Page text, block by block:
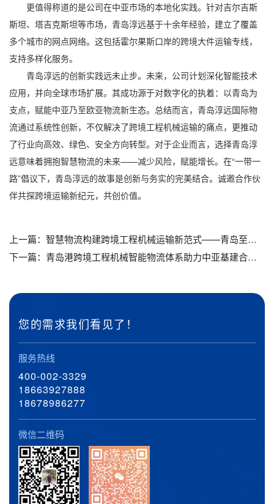
更值得称道的是公司在中亚市场的本地化实践。针对吉尔吉斯
斯坦、塔吉克斯坦等市场，青岛淳远基于十余年经验，建立了覆盖
多个城市的网点网络。这包括霍尔果斯口岸的跨境大件运输专线，
支持多样化服务。
青岛淳远的创新实践远未止步。未来，公司计划深化智能技术
应用，并向全球市场扩展。其成功源于对数字化的执着：以青岛为
支点，赋能中亚乃至欧亚物流新生态。总结而言，青岛淳远国际物
流通过系统性创新，不仅解决了跨境工程机械运输的痛点，更推动
了行业向高效、绿色、安全方向转型。对于企业而言，选择青岛淳
远意味着拥抱智慧物流的未来——减少风险，赋能增长。在“一带一
路”倡议下，青岛淳远的故事是创新与务实的完美结合。诚邀合作伙
伴共探跨境运输新纪元，共创价值。
上一篇： 智慧物流构建跨境工程机械运输新范式——青岛至张家港全链路解决方案解析_青岛物流公司_青岛货代公司_青岛货运公司_青岛大件运输公司
下一篇： 青岛港跨境工程机械智能物流体系助力中亚基建合作升级_青岛物流公司_青岛货代公司_青岛货运公司_青岛大件运输公司
您的需求我们看见了！
服务热线
400-002-3329
18663927888
18678986277
微信二维码